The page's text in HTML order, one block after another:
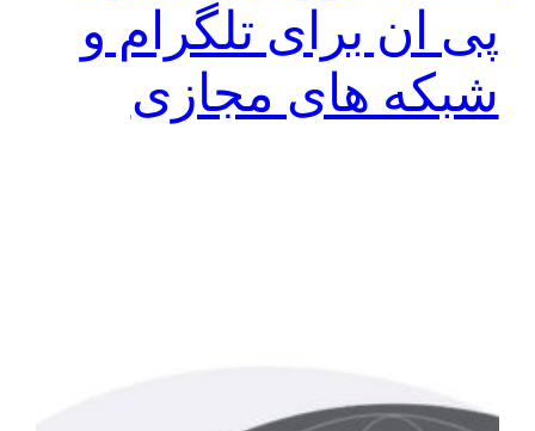
پی ان برای تلگرام و
شبکه های مجازی